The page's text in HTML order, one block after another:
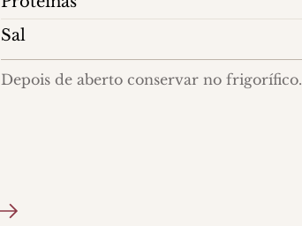
Sal
Depois de aberto conservar no frigorífico.